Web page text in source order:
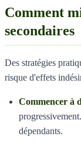
Comment
secondaires
Des stratégies
risque d'effets
Commencer à
dépendants.